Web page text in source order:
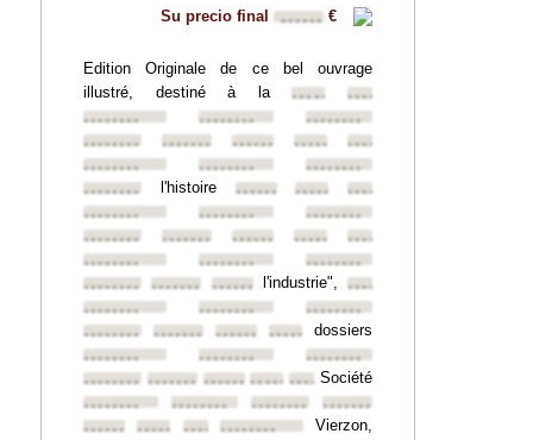
Su precio final •••••• €
Edition Originale de ce bel ouvrage
illustré, destiné à la••••••••••••••••
••••••••
••••••••
••••••••
••••••••
•••••••• •••••••• ••••••••••••••••
••••••••
••••••••
••••••••
•••••••• l'histoire •••••••• ••••••••••••••••
••••••••
••••••••
••••••••
••••••••
•••••••• •••••••• ••••••••••••••••
••••••••
••••••••
••••••••
••••••••
•••••••• ••••••••l'industrie", ••••••••
••••••••
••••••••
••••••••
••••••••
•••••••• ••••••••••••••••dossiers
••••••••
••••••••
••••••••
•••••••• ••••••••••••••••••••••••••••••••Société
••••••••
•••••••• ••••••••
••••••••
••••••••••••••••••••••••••••••••
Vierzon,